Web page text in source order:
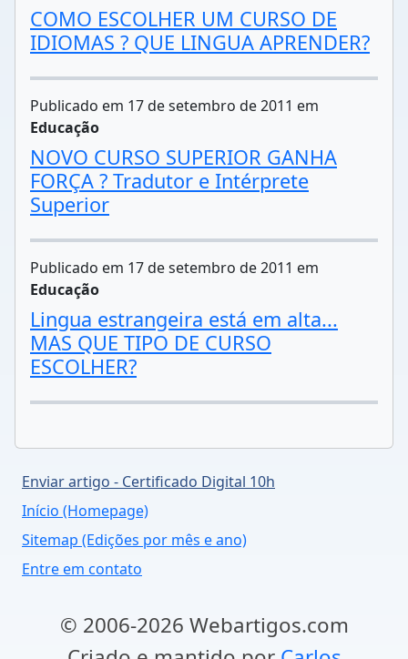
COMO ESCOLHER UM CURSO DE
IDIOMAS ? QUE LINGUA APRENDER?
Publicado em 17 de setembro de 2011 em
Educação
NOVO CURSO SUPERIOR GANHA
FORÇA ? Tradutor e Intérprete
Superior
Publicado em 17 de setembro de 2011 em
Educação
Lingua estrangeira está em alta...
MAS QUE TIPO DE CURSO
ESCOLHER?
Enviar artigo - Certificado Digital 10h
Início (Homepage)
Sitemap (Edições por mês e ano)
Entre em contato
© 2006-2026 Webartigos.com